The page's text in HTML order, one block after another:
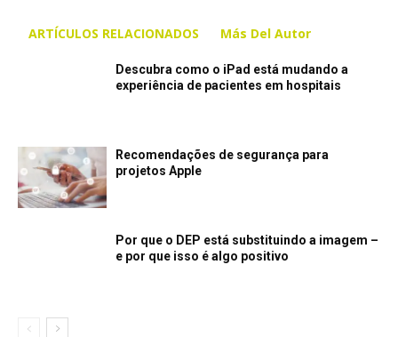
ARTÍCULOS RELACIONADOS Más Del Autor
Descubra como o iPad está mudando a
experiência de pacientes em hospitais
Recomendações de segurança para
projetos Apple
Por que o DEP está substituindo a imagem –
e por que isso é algo positivo